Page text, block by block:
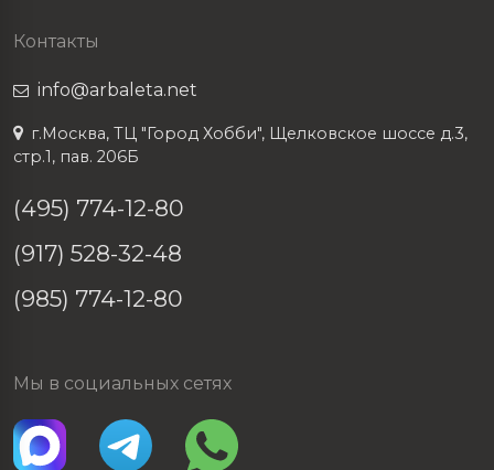
Контакты
info@arbaleta.net
г.Москва, ТЦ "Город Хобби", Щелковское шоссе д.3,
стр.1, пав. 206Б
(495) 774-12-80
(917) 528-32-48
(985) 774-12-80
Мы в социальных сетях